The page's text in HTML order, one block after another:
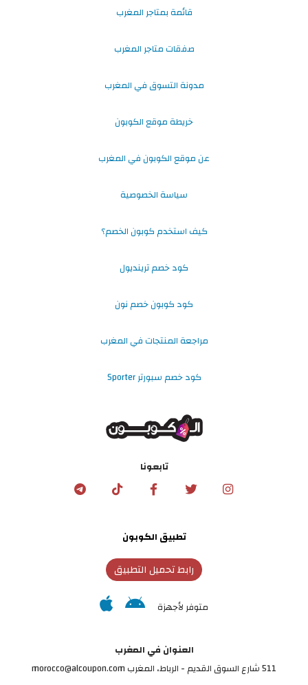
قائمة بمتاجر المغرب
صفقات متاجر المغرب
مدونة التسوق في المغرب
خريطة موقع الكوبون
عن موقع الكوبون في المغرب
سياسة الخصوصية
كيف استخدم كوبون الخصم؟
كود خصم ترينديول
كود كوبون خصم نون
مراجعة المنتجات في المغرب
كود خصم سبورتر Sporter
تابعونا
تطبيق الكوبون
رابط تحميل التطبيق
متوفر لأجهزة
العنوان في المغرب
511 شارع السوق القديم - الرباط، المغرب morocco@alcoupon.com